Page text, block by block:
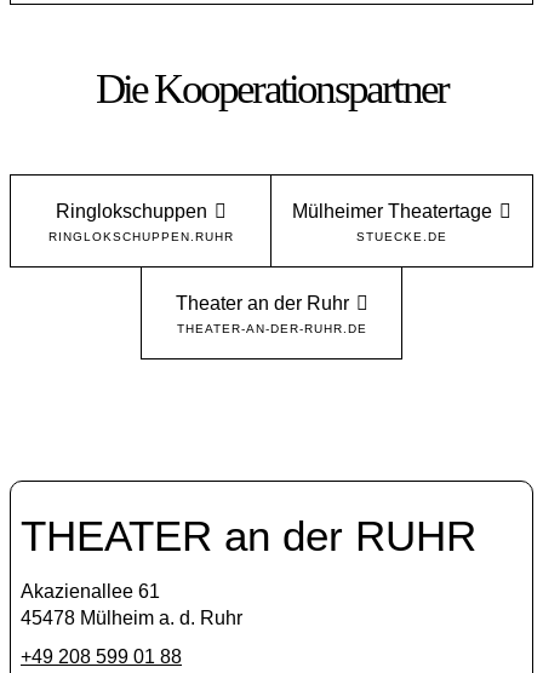
Die Kooperationspartner
Ringlokschuppen
RINGLOKSCHUPPEN.RUHR
Mülheimer Theatertage
STUECKE.DE
Theater an der Ruhr
THEATER-AN-DER-RUHR.DE
THEATER an der RUHR
Akazienallee 61
45478 Mülheim a. d. Ruhr
+49 208 599 01 88